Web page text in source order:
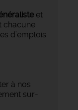
et
chacune
d’emplois
à nos
sur-